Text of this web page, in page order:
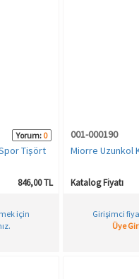
Yorum: 0
Tişört
846,00 TL
için
001-000190
Miorre Uzunkol
Katalog Fiyatı
Girişimci
Üye